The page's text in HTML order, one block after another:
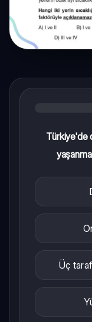
Türkiye'de
Üç